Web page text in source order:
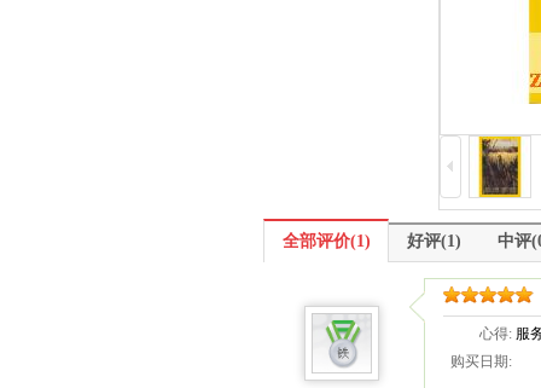
全部评价(1)
全部评价(1) 好评(1) 中评
心得: 服
购买日期: